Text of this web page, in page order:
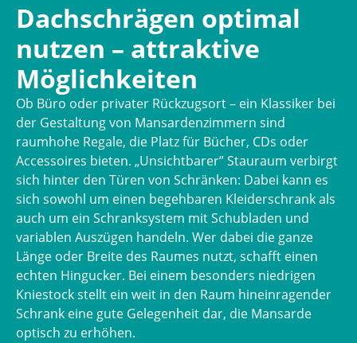
Dachschrägen optimal
nutzen – attraktive
Möglichkeiten
Ob Büro oder privater Rückzugsort – ein Klassiker bei
der Gestaltung von Mansardenzimmern sind
raumhohe Regale, die Platz für Bücher, CDs oder
Accessoires bieten. „Unsichtbarer” Stauraum verbirgt
sich hinter den Türen von Schränken: Dabei kann es
sich sowohl um einen begehbaren Kleiderschrank als
auch um ein Schranksystem mit Schubladen und
variablen Auszügen handeln. Wer dabei die ganze
Länge oder Breite des Raumes nutzt, schafft einen
echten Hingucker. Bei einem besonders niedrigen
Kniestock stellt ein weit in den Raum hineinragender
Schrank eine gute Gelegenheit dar, die Mansarde
optisch zu erhöhen.